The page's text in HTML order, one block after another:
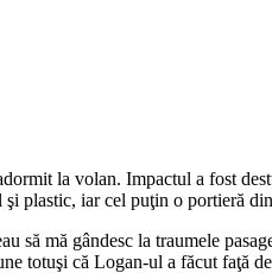
la volan. Impactul a fost
plastic, iar cel puţin o portieră
să mă gândesc la traumele
totuşi că Logan-ul a făcut faţă